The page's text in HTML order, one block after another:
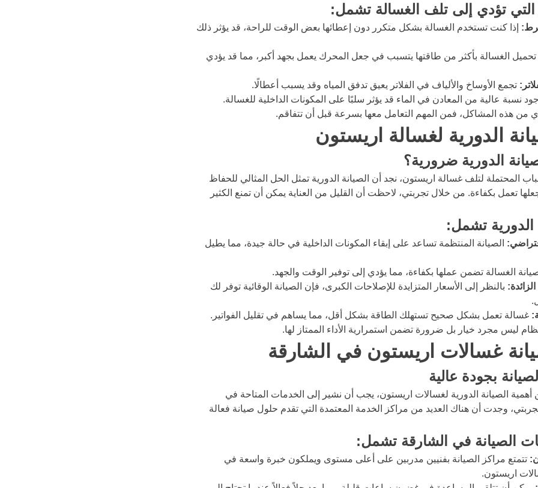
التي تؤدي إلى تلف الغسالة تشمل:
إذا كنت تستخدم الغسالة بشكل متكرر دون إعطائها بعض الوقت للراحة، قد يؤثر ذلك
تحميل الغسالة بأكثر من طاقتها يتسبب في جعل المحرك يعمل بجهد أكبر، مما قد يؤدي
تجمع الأوساخ والألياف في الفلاتر يعيق تدفق المياه وقد يسبب أعطالًا.
نسبة عالية من المعادن في الماء قد يؤثر سلبًا على المكونات الداخلية للغسالة.
من هذه المشاكل، فمن المهم التعامل معها بسرعة قبل أن تتفاقم.
الدورية لغسالة اريستون
الدورية ضرورية؟
المحتملة لتلف غسالة اريستون، نجد أن الصيانة الدورية تمثل الحل المثالي للحفاظ
تعمل بكفاءة. من خلال تجربتي، لاحظت أن القليل من العناية يمكن أن تمنع الكثير
الدورية تشمل:
الصيانة المنتظمة تساعد على إبقاء المكونات الداخلية في حالة جيدة، مما يطيل
الغسالة تضمن عملها بكفاءة، مما يؤدي إلى توفير الوقت والجهد.
بالنظر إلى الأسعار المتزايدة للإصلاحات الكبرى، فإن الصيانة الوقائية توفر لك
غسالة تعمل بشكل صحيح تستهلك الطاقة بشكل أقل، مما يساهم في تقليل الفواتير.
ليس مجرد خيار بل ضرورة تضمن استمرارية الأداء الممتاز لها.
غسالات اريستون في الشارقة
بجودة عالية
الصيانة الدورية لغسالات اريستون، يجب أن نشير إلى الخدمات المتاحة في
وجدت أن هناك العديد من مراكز الخدمة المعتمدة التي تقدم حلول صيانة فعالة
الصيانة في الشارقة تشمل:
تتمتع مراكز الصيانة بفنيين مدربين على أعلى مستوى ويملكون خبرة واسعة في
اريستون.